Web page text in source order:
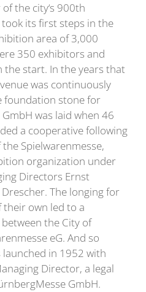
the city‘s 900th
its first steps in the
area of 3,000
350 exhibitors and
start. In the years that
was continuously
foundation stone for
was laid when 46
a cooperative following
Spielwarenmesse,
organization under
Directors Ernst
The longing for
own led to a
the City of
eG. And so
launched in 1952 with
Director, a legal
GmbH.